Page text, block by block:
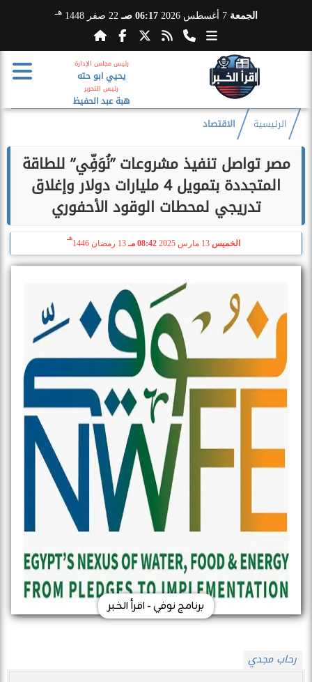
الجمعة 7 أغسطس 2026 06:17 صـ 22 صفر 1448 هـ
رئيس مجلس الإدارة
يحيي ابو حته
رئيس التحرير
هبة عبد الحفيظ
الرئيسية الاقتصاد
مصر تواصل تنفيذ مشروعات ”نُوَفِّي” للطاقة
المتجددة بتمويل 4 مليارات دولار وإغلاق
تدريجي لمحطات الوقود الأحفوري
الخميس 13 مارس 2025 08:42 مـ 13 رمضان 1446
هـ
برنامج نوفي - اقرأ الخبر
رحاب مجدي